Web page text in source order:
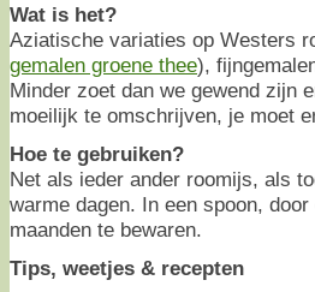
Wat is het?
Aziatische variaties op Westers
gemalen groene thee),
Minder zoet dan we gewend zijn
moeilijk te omschrijven, je moet
Hoe te gebruiken?
Net als ieder ander roomijs, als
warme dagen. In een spoon,
maanden te bewaren.
Tips, weetjes & recepten